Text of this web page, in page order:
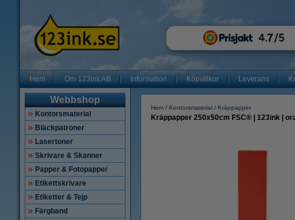
Hem Om 123ink AB Information Köpvillkor Leverans
Webbshop
Kontorsmaterial
Bläckpatroner
Lasertoner
Skrivare & Skanner
Papper & Fotopapper
Etikettskrivare
Etiketter & Tejp
Färgband
Hem Kontorsmaterial Kräppapper
Kräppapper 250x50cm FSC® | 123ink |